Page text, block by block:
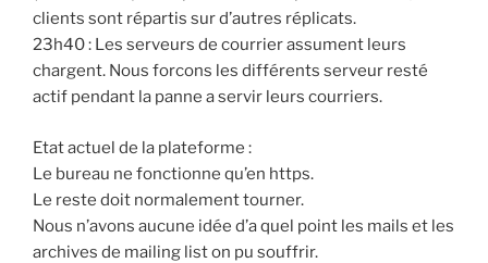
clients sont répartis sur d’autres réplicats.
23h40 : Les serveurs de courrier assument leurs
chargent. Nous forcons les différents serveur resté
actif pendant la panne a servir leurs courriers.
Etat actuel de la plateforme :
Le bureau ne fonctionne qu’en https.
Le reste doit normalement tourner.
Nous n’avons aucune idée d’a quel point les mails et les
archives de mailing list on pu souffrir.